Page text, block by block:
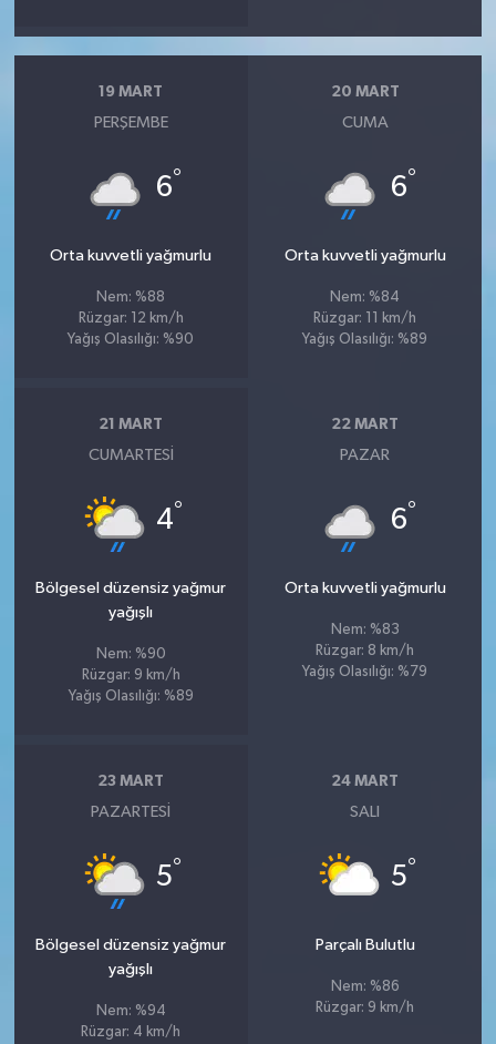
19 MART
PERŞEMBE
6°
Orta kuvvetli yağmurlu
Nem: %88
Rüzgar: 12 km/h
Yağış Olasılığı: %90
20 MART
CUMA
6°
Orta kuvvetli yağmurlu
Nem: %84
Rüzgar: 11 km/h
Yağış Olasılığı: %89
21 MART
CUMARTESI
4°
Bölgesel düzensiz yağmur
yağışlı
Nem: %90
Rüzgar: 9 km/h
Yağış Olasılığı: %89
22 MART
PAZAR
6°
Orta kuvvetli yağmurlu
Nem: %83
Rüzgar: 8 km/h
Yağış Olasılığı: %79
23 MART
PAZARTESI
5°
Bölgesel düzensiz yağmur
yağışlı
Nem: %94
Rüzgar: 4 km/h
24 MART
SALI
5°
Parçalı Bulutlu
Nem: %86
Rüzgar: 9 km/h